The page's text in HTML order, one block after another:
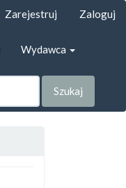
Zarejestruj Zaloguj
Wydawca
Szukaj